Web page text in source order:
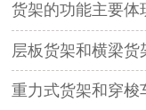
货架的功能主要体
层板货架和横梁货
重力式货架和穿梭